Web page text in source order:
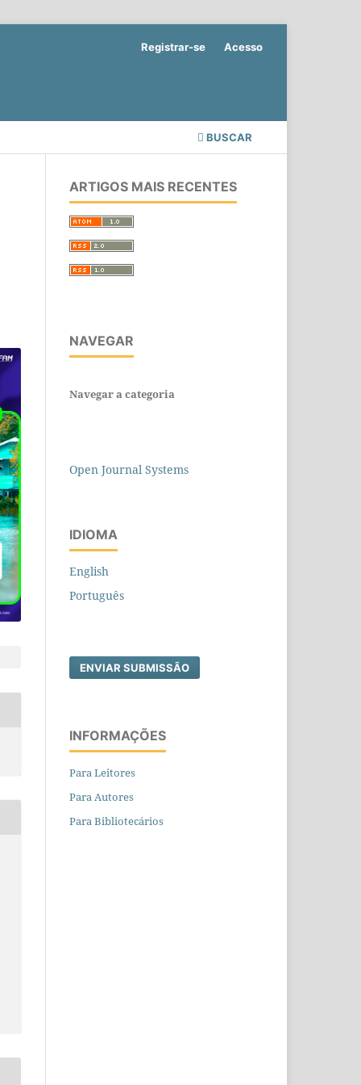
BUSCAR
Registrar-se Acesso
ARTIGOS MAIS RECENTES
NAVEGAR
Navegar a categoria
Open Journal Systems
IDIOMA
English
Português
ENVIAR SUBMISSÃO
INFORMAÇÕES
Para Leitores
Para Autores
Para Bibliotecários